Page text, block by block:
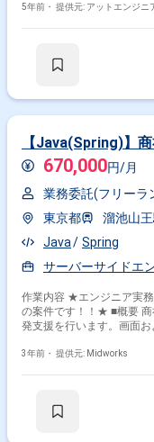
5年前・ 提供元: アットエンジニ
【Java(Spring)】
670,000円/月
業務委託(フリーラ
東京都
溜池山
Java
Spring
サーバーサイドエ
作業内容 ★エンジニア実
の案件です！！★ ■概要 商
発支援を行います。画面
よびバックエンド開発 ・
3年前・ 提供元: Midworks